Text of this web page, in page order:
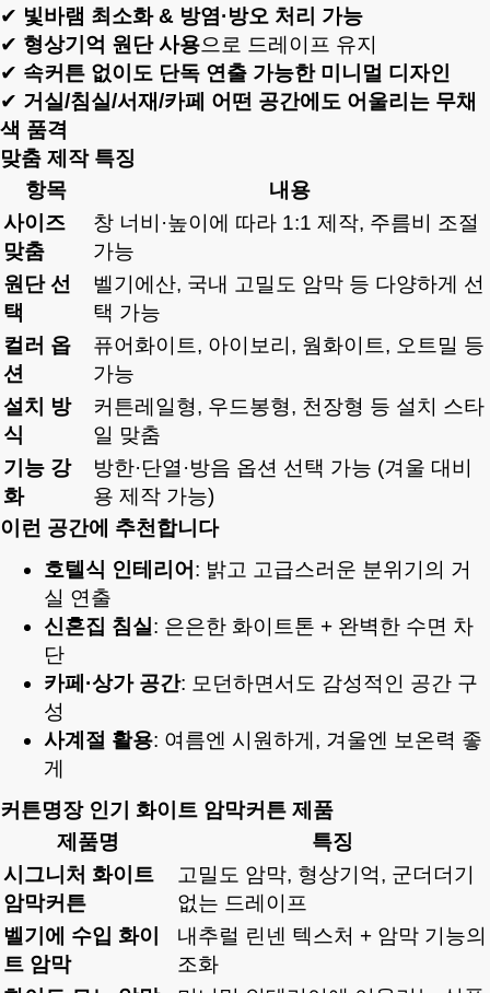
✔ 빛바램 최소화 & 방염·방오 처리 가능
✔ 형상기억 원단 사용으로 드레이프 유지
✔ 속커튼 없이도 단독 연출 가능한 미니멀 디자인
✔ 거실/침실/서재/카페 어떤 공간에도 어울리는 무채
색 품격
맞춤 제작 특징
항목
내용
사이즈
맞춤
창 너비·높이에 따라 1:1 제작, 주름비 조절
가능
원단 선
택
벨기에산, 국내 고밀도 암막 등 다양하게 선
택 가능
컬러 옵
션
퓨어화이트, 아이보리, 웜화이트, 오트밀 등
가능
설치 방
식
커튼레일형, 우드봉형, 천장형 등 설치 스타
일 맞춤
기능 강
화
방한·단열·방음 옵션 선택 가능 (겨울 대비
용 제작 가능)
이런 공간에 추천합니다
호텔식 인테리어 : 밝고 고급스러운 분위기의 거
실 연출
신혼집 침실 : 은은한 화이트톤 + 완벽한 수면 차
단
카페·상가 공간: 모던하면서도 감성적인 공간 구
성
사계절 활용: 여름엔 시원하게, 겨울엔 보온력 좋
게
커튼명장 인기 화이트 암막커튼 제품
제품명
특징
시그니처 화이트
암막커튼
고밀도 암막, 형상기억, 군더더기
없는 드레이프
벨기에 수입 화이
트 암막
내추럴 린넨 텍스처 + 암막 기능의
조화